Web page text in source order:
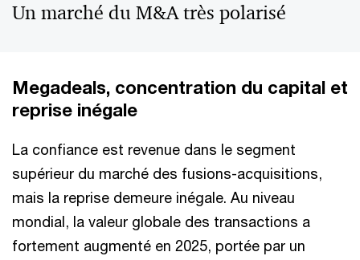
Un marché du M&A très polarisé
Megadeals, concentration du capital et
reprise inégale
La confiance est revenue dans le segment
supérieur du marché des fusions-acquisitions,
mais la reprise demeure inégale. Au niveau
mondial, la valeur globale des transactions a
fortement augmenté en 2025, portée par un